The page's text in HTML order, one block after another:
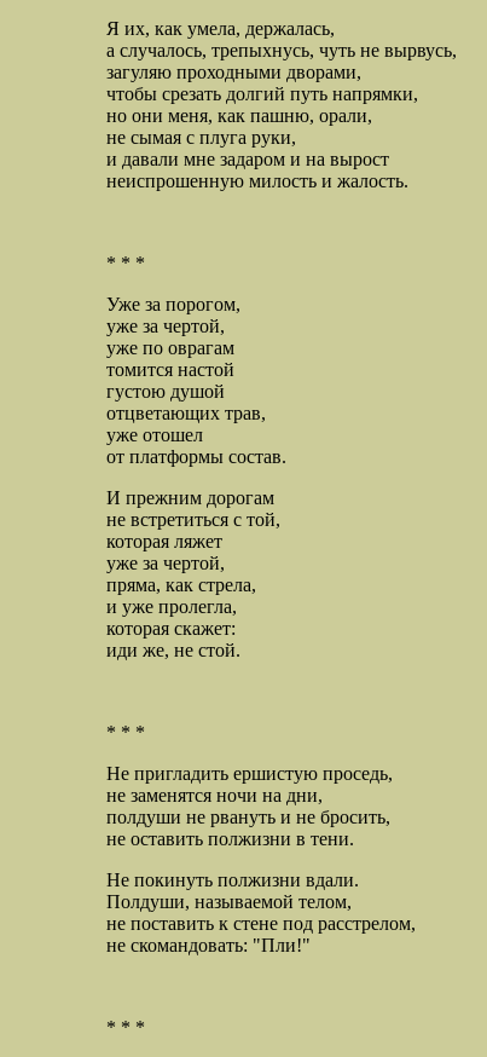
Я их, как умела, держалась,
а случалось, трепыхнусь, чуть не вырвусь,
загуляю проходными дворами,
чтобы срезать долгий путь напрямки,
но они меня, как пашню, орали,
не сымая с плуга руки,
и давали мне задаром и на вырост
неиспрошенную милость и жалость.
* * *
Уже за порогом,
уже за чертой,
уже по оврагам
томится настой
густою душой
отцветающих трав,
уже отошел
от платформы состав.
И прежним дорогам
не встретиться с той,
которая ляжет
уже за чертой,
пряма, как стрела,
и уже пролегла,
которая скажет:
иди же, не стой.
* * *
Не пригладить ершистую проседь,
не заменятся ночи на дни,
полдуши не рвануть и не бросить,
не оставить полжизни в тени.
Не покинуть полжизни вдали.
Полдуши, называемой телом,
не поставить к стене под расстрелом,
не скомандовать: "Пли!"
* * *